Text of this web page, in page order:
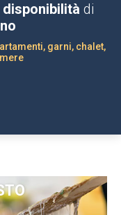
disponibilità di
garni, chalet,